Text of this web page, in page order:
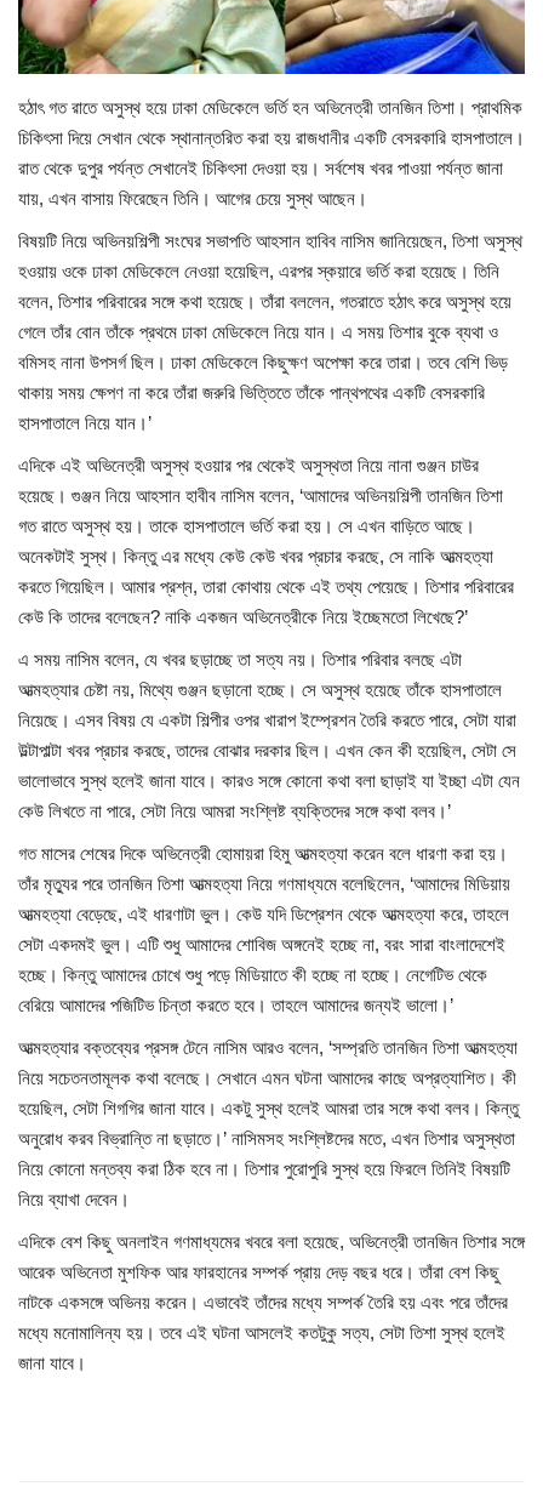
লাইফস্টাইল
সারাদেশ
বরিশাল
রাজধানী
গ্যালারি
কিডস
তথ্যপ্রযুক্তি
শিক্ষা
শিল্প-সাহিত্য
ধর্ম
স্বাস্থ্য
ইউটিউব
মতামত
Language
English BN
হঠাৎ গত রাতে অসুস্থ হয়ে ঢাকা মেডিকেলে ভর্তি হন অভিনেত্রী তানজিন তিশা। প্রাথমিক
চিকিৎসা দিয়ে সেখান থেকে স্থানান্তরিত করা হয় রাজধানীর একটি বেসরকারি হাসপাতালে।
রাত থেকে দুপুর পর্যন্ত সেখানেই চিকিৎসা দেওয়া হয়। সর্বশেষ খবর পাওয়া পর্যন্ত জানা
যায়, এখন বাসায় ফিরেছেন তিনি। আগের চেয়ে সুস্থ আছেন।
বিষয়টি নিয়ে অভিনয়শিল্পী সংঘের সভাপতি আহসান হাবিব নাসিম জানিয়েছেন, তিশা অসুস্থ
হওয়ায় ওকে ঢাকা মেডিকেলে নেওয়া হয়েছিল, এরপর স্কয়ারে ভর্তি করা হয়েছে। তিনি
বলেন, তিশার পরিবারের সঙ্গে কথা হয়েছে। তাঁরা বললেন, গতরাতে হঠাৎ করে অসুস্থ হয়ে
গেলে তাঁর বোন তাঁকে প্রথমে ঢাকা মেডিকেলে নিয়ে যান। এ সময় তিশার বুকে ব্যথা ও
বমিসহ নানা উপসর্গ ছিল। ঢাকা মেডিকেলে কিছুক্ষণ অপেক্ষা করে তারা। তবে বেশি ভিড়
থাকায় সময় ক্ষেপণ না করে তাঁরা জরুরি ভিত্তিতে তাঁকে পান্থপথের একটি বেসরকারি
হাসপাতালে নিয়ে যান।’
এদিকে এই অভিনেত্রী অসুস্থ হওয়ার পর থেকেই অসুস্থতা নিয়ে নানা গুঞ্জন চাউর
হয়েছে। গুঞ্জন নিয়ে আহসান হাবীব নাসিম বলেন, ‘আমাদের অভিনয়শিল্পী তানজিন তিশা
গত রাতে অসুস্থ হয়। তাকে হাসপাতালে ভর্তি করা হয়। সে এখন বাড়িতে আছে।
অনেকটাই সুস্থ। কিন্তু এর মধ্যে কেউ কেউ খবর প্রচার করছে, সে নাকি আত্মহত্যা
করতে গিয়েছিল। আমার প্রশ্ন, তারা কোথায় থেকে এই তথ্য পেয়েছে। তিশার পরিবারের
কেউ কি তাদের বলেছেন? নাকি একজন অভিনেত্রীকে নিয়ে ইচ্ছেমতো লিখেছে?’
এ সময় নাসিম বলেন, যে খবর ছড়াচ্ছে তা সত্য নয়। তিশার পরিবার বলছে এটা
আত্মহত্যার চেষ্টা নয়, মিথ্যে গুঞ্জন ছড়ানো হচ্ছে। সে অসুস্থ হয়েছে তাঁকে হাসপাতালে
নিয়েছে। এসব বিষয় যে একটা শিল্পীর ওপর খারাপ ইম্প্রেশন তৈরি করতে পারে, সেটা যারা
উল্টাপাল্টা খবর প্রচার করছে, তাদের বোঝার দরকার ছিল। এখন কেন কী হয়েছিল, সেটা সে
ভালোভাবে সুস্থ হলেই জানা যাবে। কারও সঙ্গে কোনো কথা বলা ছাড়াই যা ইচ্ছা এটা যেন
কেউ লিখতে না পারে, সেটা নিয়ে আমরা সংশ্লিষ্ট ব্যক্তিদের সঙ্গে কথা বলব।’
গত মাসের শেষের দিকে অভিনেত্রী হোমায়রা হিমু আত্মহত্যা করেন বলে ধারণা করা হয়।
তাঁর মৃত্যুর পরে তানজিন তিশা আত্মহত্যা নিয়ে গণমাধ্যমে বলেছিলেন, ‘আমাদের মিডিয়ায়
আত্মহত্যা বেড়েছে, এই ধারণাটা ভুল। কেউ যদি ডিপ্রেশন থেকে আত্মহত্যা করে, তাহলে
সেটা একদমই ভুল। এটি শুধু আমাদের শোবিজ অঙ্গনেই হচ্ছে না, বরং সারা বাংলাদেশেই
হচ্ছে। কিন্তু আমাদের চোখে শুধু পড়ে মিডিয়াতে কী হচ্ছে না হচ্ছে। নেগেটিভ থেকে
বেরিয়ে আমাদের পজিটিভ চিন্তা করতে হবে। তাহলে আমাদের জন্যই ভালো।’
আত্মহত্যার বক্তব্যের প্রসঙ্গ টেনে নাসিম আরও বলেন, ‘সম্প্রতি তানজিন তিশা আত্মহত্যা
নিয়ে সচেতনতামূলক কথা বলেছে। সেখানে এমন ঘটনা আমাদের কাছে অপ্রত্যাশিত। কী
হয়েছিল, সেটা শিগগির জানা যাবে। একটু সুস্থ হলেই আমরা তার সঙ্গে কথা বলব। কিন্তু
অনুরোধ করব বিভ্রান্তি না ছড়াতে।’ নাসিমসহ সংশ্লিষ্টদের মতে, এখন তিশার অসুস্থতা
নিয়ে কোনো মন্তব্য করা ঠিক হবে না। তিশার পুরোপুরি সুস্থ হয়ে ফিরলে তিনিই বিষয়টি
নিয়ে ব্যাখা দেবেন।
এদিকে বেশ কিছু অনলাইন গণমাধ্যমের খবরে বলা হয়েছে, অভিনেত্রী তানজিন তিশার সঙ্গে
আরেক অভিনেতা মুশফিক আর ফারহানের সম্পর্ক প্রায় দেড় বছর ধরে। তাঁরা বেশ কিছু
নাটকে একসঙ্গে অভিনয় করেন। এভাবেই তাঁদের মধ্যে সম্পর্ক তৈরি হয় এবং পরে তাঁদের
মধ্যে মনোমালিন্য হয়। তবে এই ঘটনা আসলেই কতটুকু সত্য, সেটা তিশা সুস্থ হলেই
জানা যাবে।